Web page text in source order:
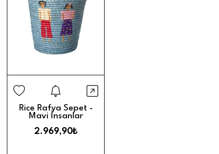
Stoğa Girince Haber Ver
Hızlı Görünüm
Rice Rafya Sepet -
Mavi İnsanlar
2.969,90₺